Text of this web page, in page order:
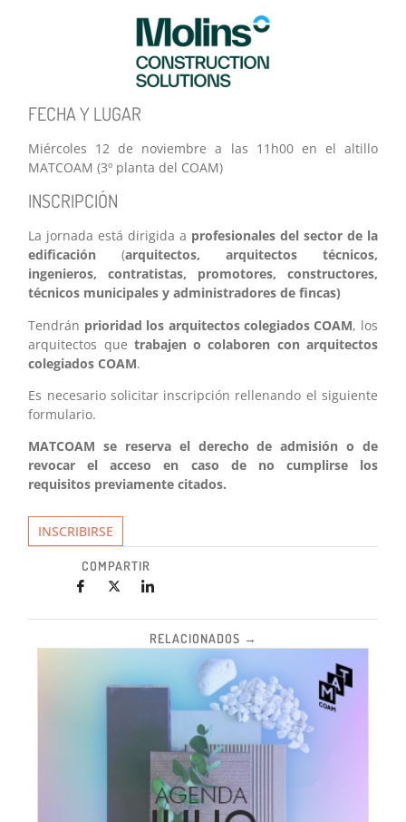
FECHA Y LUGAR
Miércoles 12 de noviembre a las 11h00 en el altillo
MATCOAM (3º planta del COAM)
INSCRIPCIÓN
La jornada está dirigida a profesionales del sector de la
edificación (arquitectos, arquitectos técnicos,
ingenieros, contratistas, promotores, constructores,
técnicos municipales y administradores de fincas)
Tendrán prioridad los arquitectos colegiados COAM, los
arquitectos que trabajen o colaboren con arquitectos
colegiados COAM.
Es necesario solicitar inscripción rellenando el siguiente
formulario.
MATCOAM se reserva el derecho de admisión o de
revocar el acceso en caso de no cumplirse los
requisitos previamente citados.
INSCRIBIRSE
COMPARTIR
RELACIONADOS →